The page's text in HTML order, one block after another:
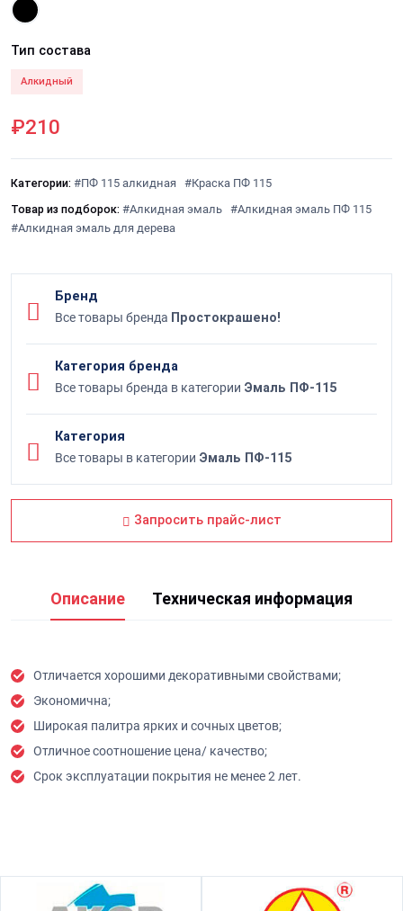
Тип состава
Алкидный
₽210
Категории: #ПФ 115 алкидная #Краска ПФ 115
Товар из подборок: #Алкидная эмаль #Алкидная эмаль ПФ 115
#Алкидная эмаль для дерева
Бренд
Все товары бренда Простокрашено!
Категория бренда
Все товары бренда в категории Эмаль ПФ-115
Категория
Все товары в категории Эмаль ПФ-115
Запросить прайс-лист
Описание Техническая информация
Отличается хорошими декоративными свойствами;
Экономична;
Широкая палитра ярких и сочных цветов;
Отличное соотношение цена/ качество;
Срок эксплуатации покрытия не менее 2 лет.